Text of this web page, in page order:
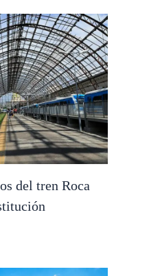
del tren Roca